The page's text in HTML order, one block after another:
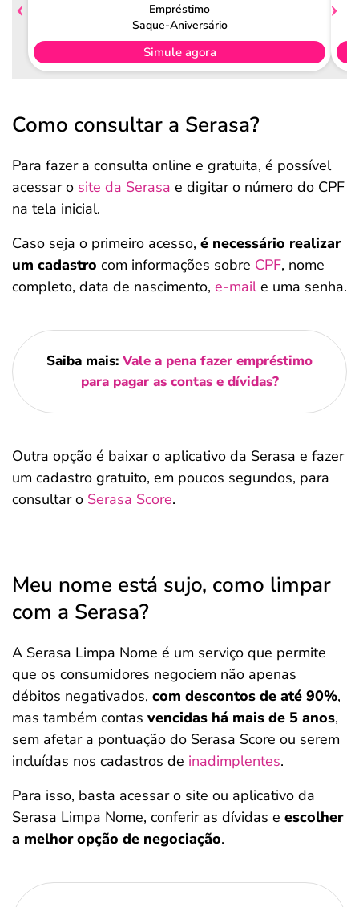
Empréstimo
Saque-Aniversário
Simule agora
Como consultar a Serasa?
Para fazer a consulta online e gratuita, é possível
acessar o site da Serasa e digitar o número do CPF
na tela inicial.
Caso seja o primeiro acesso, é necessário realizar
um cadastro com informações sobre CPF, nome
completo, data de nascimento, e-maile uma senha.
Saiba mais: Vale a pena fazer empréstimo
para pagar as contas e dívidas?
Outra opção é baixar o aplicativo da Serasa e fazer
um cadastro gratuito, em poucos segundos, para
consultar o Serasa Score.
Meu nome está sujo, como limpar
com a Serasa?
A Serasa Limpa Nome é um serviço que permite
que os consumidores negociem não apenas
débitos negativados, com descontos de até 90%,
mas também contas vencidas há mais de 5 anos,
sem afetar a pontuação do Serasa Score ou serem
incluídas nos cadastros de inadimplentes.
Para isso, basta acessar o site ou aplicativo da
Serasa Limpa Nome, conferir as dívidas e escolher
a melhor opção de negociação.